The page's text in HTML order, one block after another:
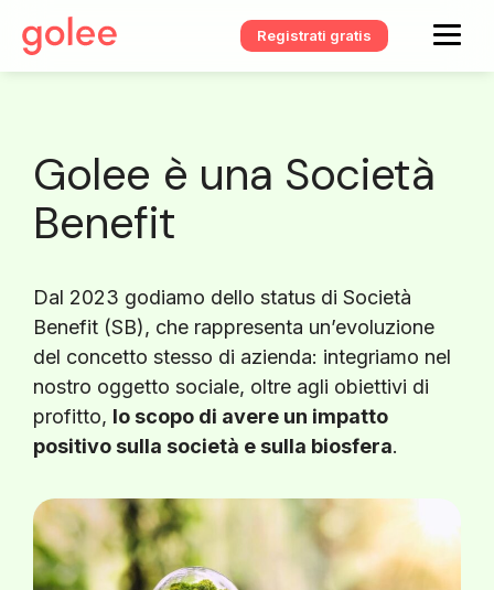
Registrati gratis
Golee è una Società
Benefit
Dal 2023 godiamo dello status di Società
Benefit (SB), che rappresenta un’evoluzione
del concetto stesso di azienda: integriamo nel
nostro oggetto sociale, oltre agli obiettivi di
profitto, lo scopo di avere un impatto
positivo sulla società e sulla biosfera.